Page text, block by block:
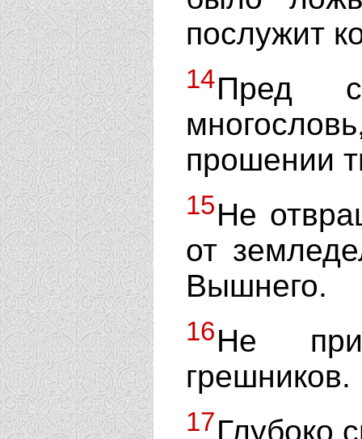
послужит
14Пред
прошении
15Не
от
Вышнего.
16Не
грешников.
17Глубоко